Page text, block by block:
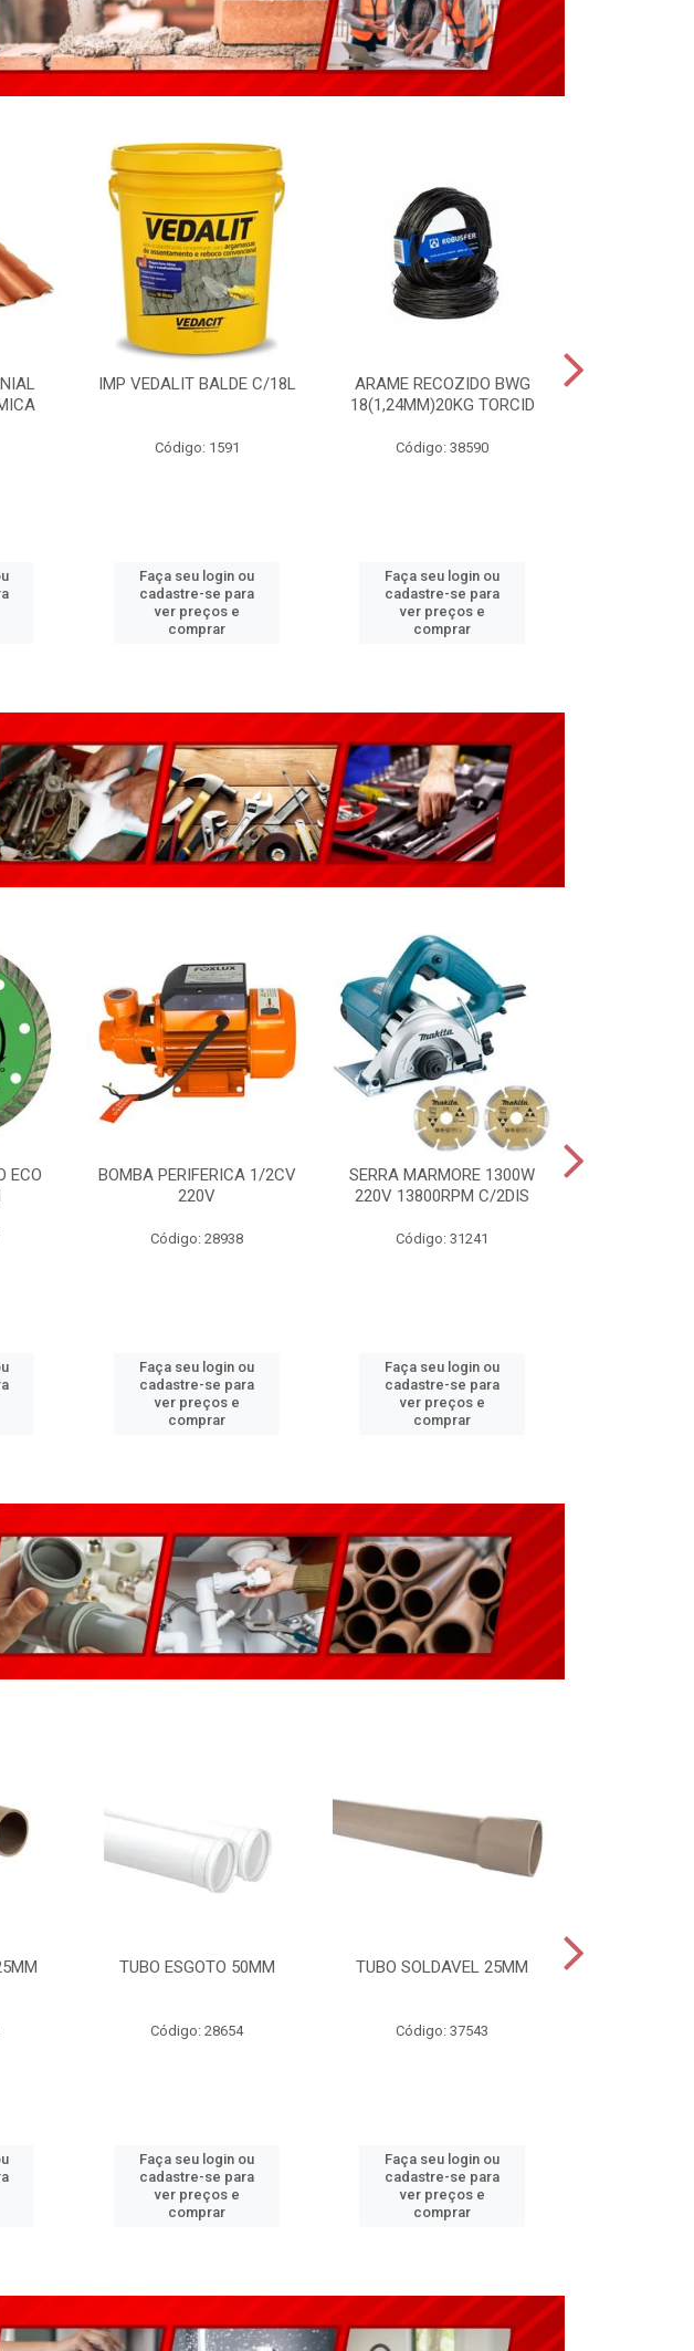
IMP VEDALIT BALDE C/18L
Código: 1591
Faça seu login ou
cadastre-se para
ver preços e
comprar
ARAME RECOZIDO BWG
18(1,24MM)20KG TORCID
Código: 38590
Faça seu login ou
cadastre-se para
ver preços e
comprar
ECO
BOMBA PERIFERICA 1/2CV
220V
Código: 28938
Faça seu login ou
cadastre-se para
ver preços e
comprar
SERRA MARMORE 1300W
220V 13800RPM C/2DIS
Código: 31241
Faça seu login ou
cadastre-se para
ver preços e
comprar
TUBO ESGOTO 50MM
Código: 28654
Faça seu login ou
cadastre-se para
ver preços e
comprar
TUBO SOLDAVEL 25MM
Código: 37543
Faça seu login ou
cadastre-se para
ver preços e
comprar